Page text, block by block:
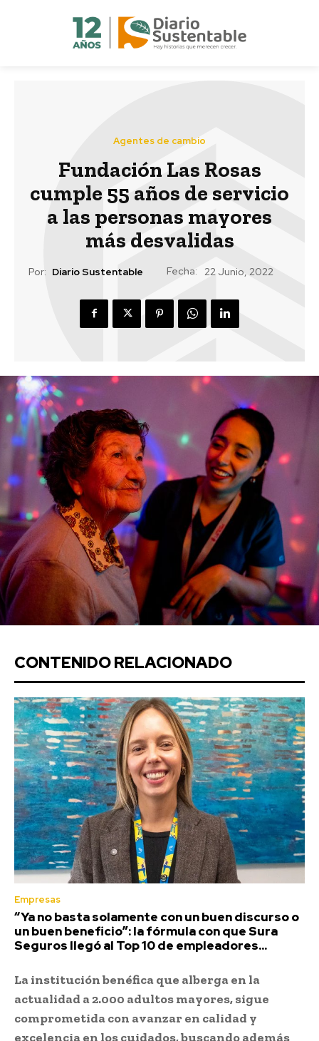
Agentes de cambio
Fundación Las Rosas
cumple 55 años de servicio
a las personas mayores
más desvalidas
Por: Diario Sustentable Fecha: 22 Junio, 2022
CONTENIDO RELACIONADO
Empresas
“Ya no basta solamente con un buen discurso o
un buen beneficio”: la fórmula con que Sura
Seguros llegó al Top 10 de empleadores...
La institución benéfica que alberga en la
actualidad a 2.000 adultos mayores, sigue
comprometida con avanzar en calidad y
excelencia en los cuidados, buscando además